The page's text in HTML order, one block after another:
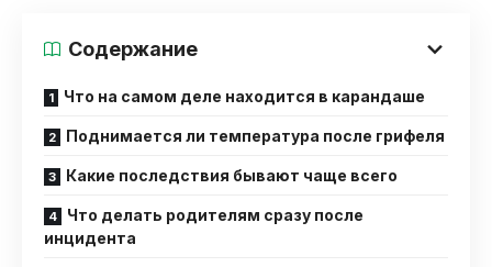
Содержание
Что на самом деле находится в карандаше
Поднимается ли температура после грифеля
Какие последствия бывают чаще всего
Что делать родителям сразу после
инцидента